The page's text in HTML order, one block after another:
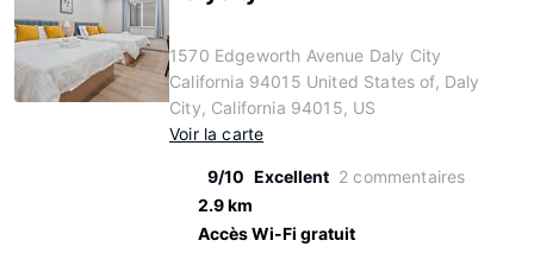
1570 Edgeworth Avenue Daly City
California 94015 United States of, Daly
City, California 94015, US
Voir la carte
9/10 Excellent 2 commentaires
2.9 km
Accès Wi-Fi gratuit